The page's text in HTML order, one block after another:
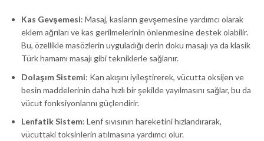
Kas Gevşemesi: Masaj, kasların gevşemesine yardımcı olarak
eklem ağrıları ve kas gerilmelerinin önlenmesine destek olabilir.
Bu, özellikle masözlerin uyguladığı derin doku masajı ya da klasik
Türk hamamı masajı gibi tekniklerle sağlanır.
Dolaşım Sistemi: Kan akışını iyileştirerek, vücutta oksijen ve
besin maddelerinin daha hızlı bir şekilde yayılmasını sağlar, bu da
vücut fonksiyonlarını güçlendirir.
Lenfatik Sistem: Lenf sıvısının hareketini hızlandırarak,
vücuttaki toksinlerin atılmasına yardımcı olur.